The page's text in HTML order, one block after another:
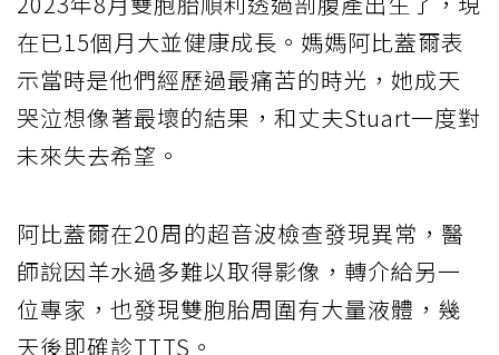
在已15個月大並健康成長。媽媽阿比蓋爾表
示當時是他們經歷過最痛苦的時光，她成天
哭泣想像著最壞的結果，和丈夫Stuart一度對
未來失去希望。
阿比蓋爾在20周的超音波檢查發現異常，醫
師說因羊水過多難以取得影像，轉介給另一
位專家，也發現雙胞胎周圍有大量液體，幾
天後即確診TTTS。